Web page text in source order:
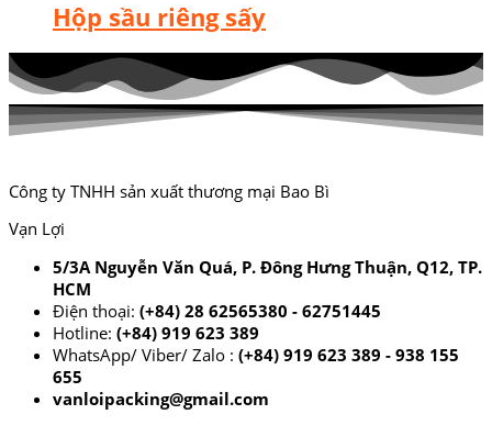
Hộp sầu riêng sấy
Công ty TNHH sản xuất thương mại Bao Bì
Vạn Lợi
5/3A Nguyễn Văn Quá, P. Đông Hưng Thuận, Q12, TP.
HCM
Điện thoại: (+84) 28 62565380 - 62751445
Hotline: (+84) 919 623 389
WhatsApp/ Viber/ Zalo : (+84) 919 623 389 - 938 155
655
vanloipacking@gmail.com